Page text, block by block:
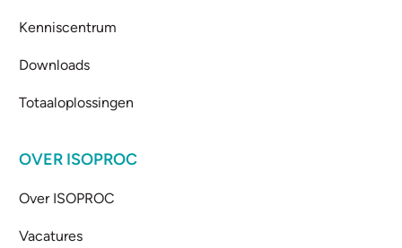
Kenniscentrum
Downloads
Totaaloplossingen
OVER ISOPROC
Over ISOPROC
Vacatures